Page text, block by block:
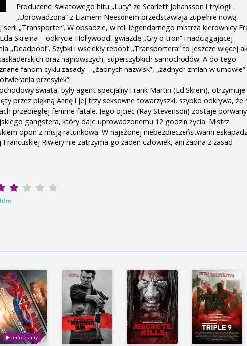
Producenci światowego hitu „Lucy” ze Scarlett Johansson i trylogii
„Uprowadzona” z Liamem Neesonem przedstawiają zupełnie nową
„Transporter”. W obsadzie, w roli legendarnego mistrza kierownicy
Skreina – odkrycie Hollywood, gwiazdę „Gry o tron” i nadciągającej
„Deadpool”. Szybki i wściekły reboot „Transportera” to jeszcze więcej
oraz najnowszych, superszybkich samochodów. A do tego
fanom cyklu zasady – „żadnych nazwisk”, „żadnych zmian w
przesyłek”!
świata, były agent specjalny Frank Martin (Ed Skrein), otrzymuje
przez piękną Annę i jej trzy seksowne towarzyszki, szybko odkrywa, że
przebiegłej femme fatale. Jego ojciec (Ray Stevenson) zostaje porwany
gangstera, który daje uprowadzonemu 12 godzin życia. Mistrz
opon z misją ratunkową. W najeżonej niebezpieczeństwami
Riwiery nie zatrzyma go żaden człowiek, ani żadna z zasad